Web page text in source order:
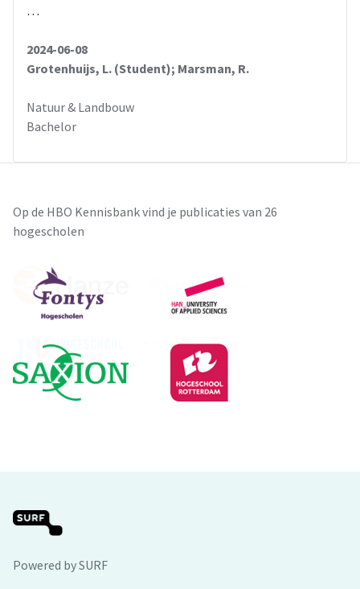
…
2024-06-08
Grotenhuijs, L. (Student); Marsman, R.
Natuur & Landbouw
Bachelor
Op de HBO Kennisbank vind je publicaties van 26
hogescholen
Powered by SURF